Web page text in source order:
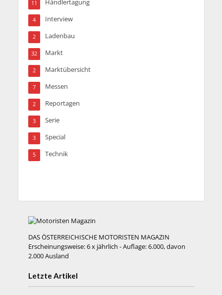
Händlertagung
11
Interview
4
Ladenbau
2
Markt
32
Marktübersicht
2
Messen
7
Reportagen
2
Serie
3
Special
3
Technik
5
DAS ÖSTERREICHISCHE MOTORISTEN MAGAZIN
Erscheinungsweise: 6 x jährlich - Auflage: 6.000, davon
2.000 Ausland
Letzte Artikel